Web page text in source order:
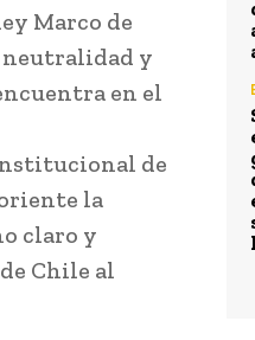
Marco de
neutralidad y
en el
de
la
claro y
Chile al